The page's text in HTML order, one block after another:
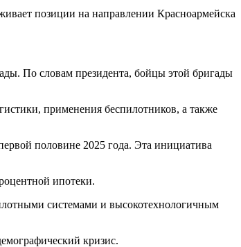
позиции на направлении Красноармейска
По словам президента, бойцы этой бригады
применения беспилотников, а также
половине 2025 года. Эта инициатива
ипотеки.
системами и высокотехнологичным
кризис.